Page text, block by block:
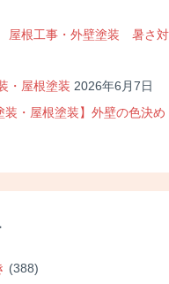
屋根工事・外壁塗装 暑さ対
・屋根塗装 2026年6月7日
装・屋根塗装】外壁の色決
(388)